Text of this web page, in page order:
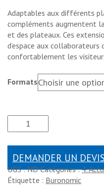
Adaptables aux différents
compléments augmentent
et des plateaux. Ces
d’espace aux collaborateurs
confortablement les
Formats
DEMANDER UN DEVIS
UGS :ND Catégories :4.
Étiquette : Buronomic